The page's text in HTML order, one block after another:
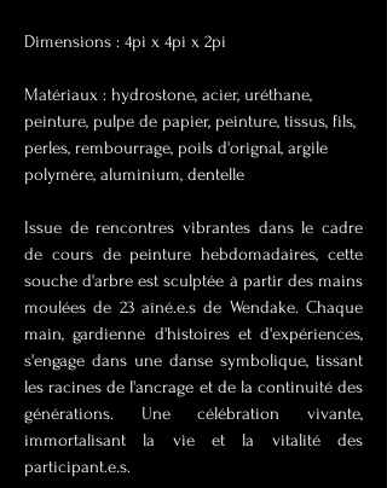
Dimensions : 4pi x 4pi x 2pi
Matériaux : hydrostone, acier, uréthane,
peinture, pulpe de papier, peinture, tissus, fils,
perles, rembourrage, poils d'orignal, argile
polymère, aluminium, dentelle
Issue de rencontres vibrantes dans le cadre
de cours de peinture hebdomadaires, cette
souche d'arbre est sculptée à partir des mains
moulées de 23 aîné.e.s de Wendake. Chaque
main, gardienne d'histoires et d'expériences,
s'engage dans une danse symbolique, tissant
les racines de l'ancrage et de la continuité des
générations. Une célébration vivante,
immortalisant la vie et la vitalité des
participant.e.s.